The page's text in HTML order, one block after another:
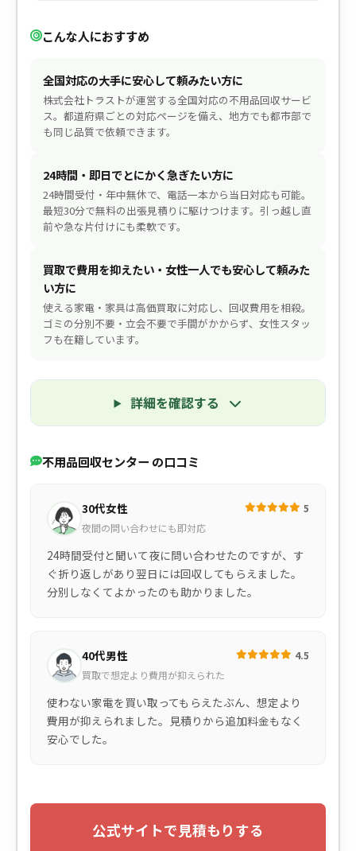
こんな人におすすめ
全国対応の大手に安心して頼みたい方に
株式会社トラストが運営する全国対応の不用品回収サービ
ス。都道府県ごとの対応ページを備え、地方でも都市部で
も同じ品質で依頼できます。
24時間・即日でとにかく急ぎたい方に
24時間受付・年中無休で、電話一本から当日対応も可能。
最短30分で無料の出張見積りに駆けつけます。引っ越し直
前や急な片付けにも柔軟です。
買取で費用を抑えたい・女性一人でも安心して頼みた
い方に
使える家電・家具は高価買取に対応し、回収費用を相殺。
ゴミの分別不要・立会不要で手間がかからず、女性スタッ
フも在籍しています。
詳細を確認する
不用品回収センター の口コミ
30代女性
夜間の問い合わせにも即対応
5
24時間受付と聞いて夜に問い合わせたのですが、す
ぐ折り返しがあり翌日には回収してもらえました。
分別しなくてよかったのも助かりました。
40代男性
買取で想定より費用が抑えられた
4.5
使わない家電を買い取ってもらえたぶん、想定より
費用が抑えられました。見積りから追加料金もなく
安心でした。
公式サイトで見積もりする